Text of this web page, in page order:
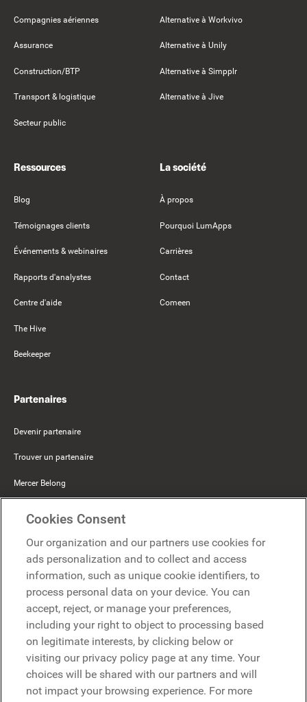
Compagnies aériennes
Assurance
Construction/BTP
Transport & logistique
Secteur public
Alternative à Workvivo
Alternative à Unily
Alternative à Simpplr
Alternative à Jive
Ressources
Blog
Témoignages clients
Événements & webinaires
Rapports d'analystes
Centre d'aide
The Hive
Beekeeper
La société
À propos
Pourquoi LumApps
Carrières
Contact
Comeen
Partenaires
Devenir partenaire
Trouver un partenaire
Mercer Belong
Demander une démo
Demander une démo
Contact
Contact
Cookies Consent
Our organization and our partners use cookies for
ads personalization and to collect and access
information, such as unique cookie identifiers, to
process personal data on your device. You can
accept, reject, or manage your preferences,
including your right to object to processing based
on legitimate interests, by clicking below or
visiting our privacy policy page at any time. Your
choices will be shared with our partners and will
not impact your browsing experience. For more